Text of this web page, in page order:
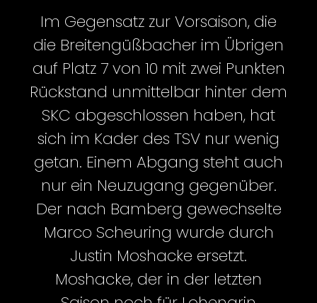
Im Gegensatz zur Vorsaison, die
die Breitengüßbacher im Übrigen
auf Platz 7 von 10 mit zwei Punkten
Rückstand unmittelbar hinter dem
SKC abgeschlossen haben, hat
sich im Kader des TSV nur wenig
getan. Einem Abgang steht auch
nur ein Neuzugang gegenüber.
Der nach Bamberg gewechselte
Marco Scheuring wurde durch
Justin Moshacke ersetzt.
Moshacke, der in der letzten